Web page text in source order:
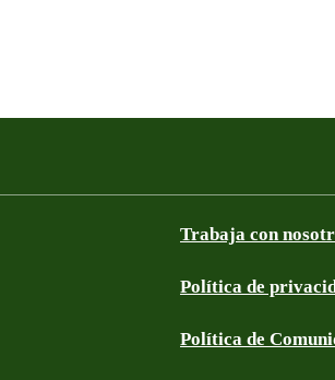
Trabaja con
Política de
Política de